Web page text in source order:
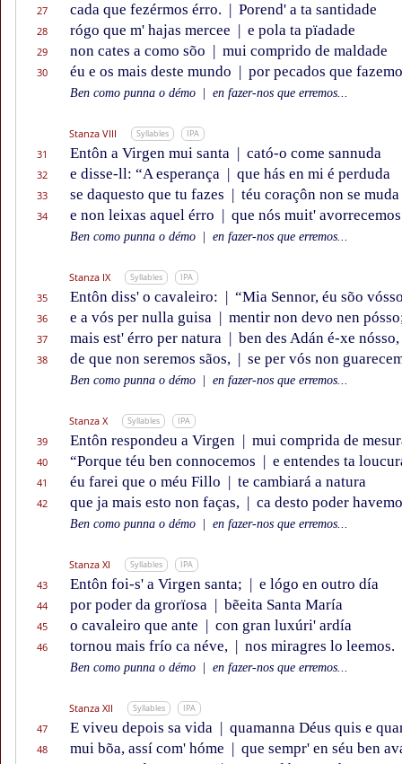
27 cada que fezérmos érro. | Porend' a ta santidade
28 rógo que m' hajas mercee | e pola ta pïadade
29 non cates a como sõo | mui comprido de maldade
30 éu e os mais deste mundo | por pecados que
Ben como punna o démo en fazer-nos que erremos...
Stanza VIII Syllables IPA
31 Entôn a Virgen mui santa | cató-o come sannuda
32 e disse-ll: “A esperança | que hás en mi é perduda
33 se daquesto que tu fazes | téu coraçôn non se muda
34 e non leixas aquel érro | que nós muit'
Ben como punna o démo en fazer-nos que erremos...
Stanza IX Syllables IPA
35 Entôn diss' o cavaleiro: | “Mia Sennor, éu sõo
36 e a vós per nulla guisa | mentir non devo nen
37 mais est' érro per natura | ben des Adán é-xe nósso,
38 de que non seremos sãos, | se per vós non
Ben como punna o démo en fazer-nos que erremos...
Stanza X Syllables IPA
39 Entôn respondeu a Virgen | mui comprida de
40 “Porque téu ben connocemos | e entendes ta
41 éu farei que o méu Fillo | te cambiará a natura
42 que ja mais esto non faças, | ca desto poder
Ben como punna o démo en fazer-nos que erremos...
Stanza XI Syllables IPA
43 Entôn foi-s' a Virgen santa; | e lógo en outro día
44 por poder da grorïosa | bẽeita Santa María
45 o cavaleiro que ante | con gran luxúri' ardía
46 tornou mais frío ca néve, | nos miragres lo leemos.
Ben como punna o démo en fazer-nos que erremos...
Stanza XII Syllables IPA
47 E viveu depois sa vida | quamanna Déus quis e
48 mui bõa, assí com' hóme | que sempr' en séu ben